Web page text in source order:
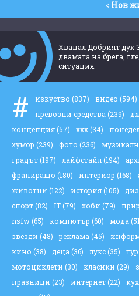
< Нов
Хванал Добрият дух
двамата на брега,
ситуация.
# изкуство (837) видео (594)
превозни средства (239)
концепция(57) ххх(34)
хумор (239) фото (236)
градът(197) лайфстайл(194)
фрапиращо (180) интериор (168)
животни (122) история(105)
спорт(82) IT(79) хоби (79)
nsfw(65) компютър (60) мода
звезди (48) реклама (45)
кино (38) деца (36) лукс(35)
мотоциклети (30) класики (29)
празници (23) интернет(22)